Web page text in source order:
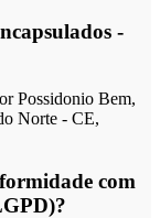
-
Possidonio Bem,
Norte - CE,
com